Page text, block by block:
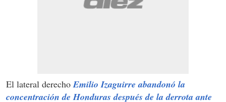
El lateral derecho Emilio Izaguirre abandonó la
concentración de Honduras después de la derrota ante